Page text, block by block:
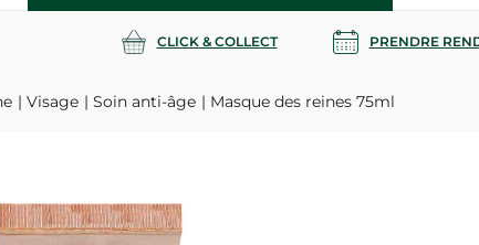
CLICK & COLLECT PRENDRE
Visage Soin anti-âge Masque des reines 75ml